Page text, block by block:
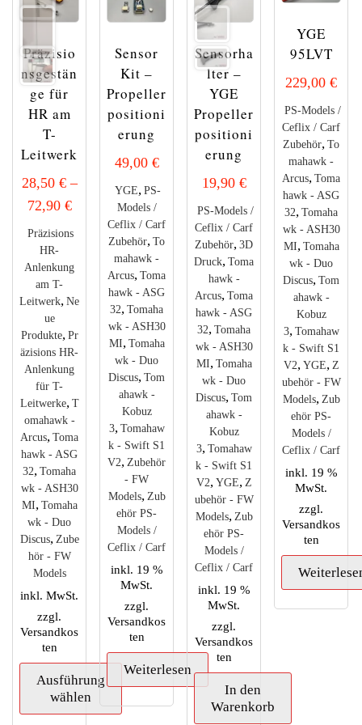
Präzisio
nsgestän
ge für
HR am
T-
Leitwerk
28,50 €–
72,90 €
Präzisions
HR-
Anlenkung
am T-
Leitwerk, Ne
ue
Produkte, Pr
äzisions HR-
Anlenkung
für T-
Leitwerke, T
omahawk -
Arcus, Toma
hawk - ASG
32, Tomaha
wk - ASH30
MI, Tomaha
wk - Duo
Discus, Zube
hör - FW
Models
inkl. MwSt.
zzgl.
Versandkos
ten
Ausführung
wählen
Sensor
Kit –
Propeller
positioni
erung
49,00 €
YGE, PS-
Models /
Ceflix / Carf
Zubehör, To
mahawk -
Arcus, Toma
hawk - ASG
32, Tomaha
wk - ASH30
MI, Tomaha
wk - Duo
Discus, Tom
ahawk -
Kobuz
3, Tomahaw
k - Swift S1
V2, Zubehör
- FW
Models, Zub
ehör PS-
Models /
Ceflix / Carf
inkl. 19 %
MwSt.
zzgl.
Versandkos
ten
Weiterlesen
Sensorha
lter –
YGE
Propeller
positioni
erung
19,90 €
PS-Models /
Ceflix / Carf
Zubehör, 3D
Druck, Toma
hawk -
Arcus, Toma
hawk - ASG
32, Tomaha
wk - ASH30
MI, Tomaha
wk - Duo
Discus, Tom
ahawk -
Kobuz
3, Tomahaw
k - Swift S1
V2, YGE, Z
ubehör - FW
Models, Zub
ehör PS-
Models /
Ceflix / Carf
inkl. 19 %
MwSt.
zzgl.
Versandkos
ten
In den
Warenkorb
YGE
95LVT
229,00€
PS-Models /
Ceflix / Carf
Zubehör, To
mahawk -
Arcus, Toma
hawk - ASG
32, Tomaha
wk - ASH30
MI, Tomaha
wk - Duo
Discus, Tom
ahawk -
Kobuz
3, Tomahaw
k - Swift S1
V2, YGE, Z
ubehör - FW
Models, Zub
ehör PS-
Models /
Ceflix / Carf
inkl. 19 %
MwSt.
zzgl.
Versandkos
ten